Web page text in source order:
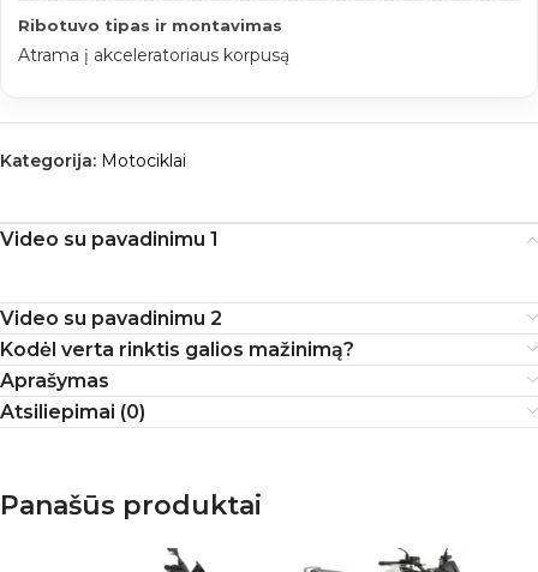
Ribotuvo tipas ir montavimas
Atrama į akceleratoriaus korpusą
Kategorija: Motociklai
Video su pavadinimu 1
Video su pavadinimu 2
Kodėl verta rinktis galios mažinimą?
Aprašymas
Atsiliepimai (0)
Panašūs produktai